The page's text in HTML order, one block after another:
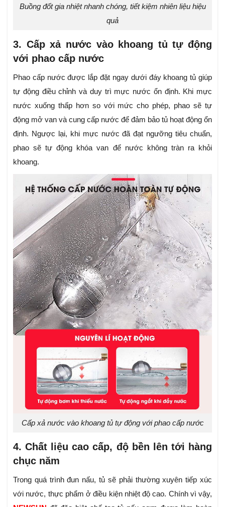
Buồng đốt gia nhiệt nhanh chóng, tiết kiệm nhiên liệu hiệu
quả
3. Cấp xả nước vào khoang tủ tự động
với phao cấp nước
Phao cấp nước được lắp đặt ngay dưới đáy khoang tủ giúp
tự động điều chỉnh và duy trì mực nước ổn định. Khi mực
nước xuống thấp hơn so với mức cho phép, phao sẽ tự
động mở van và cung cấp nước để đảm bảo tủ hoạt động ổn
định. Ngược lại, khi mực nước đã đạt ngưỡng tiêu chuẩn,
phao sẽ tự động khóa van để nước không tràn ra khỏi
khoang.
Cấp xả nước vào khoang tủ tự động với phao cấp nước
4. Chất liệu cao cấp, độ bền lên tới hàng
chục năm
Trong quá trình đun nấu, tủ sẽ phải thường xuyên tiếp xúc
với nước, thực phẩm ở điều kiện nhiệt độ cao. Chính vì vậy,